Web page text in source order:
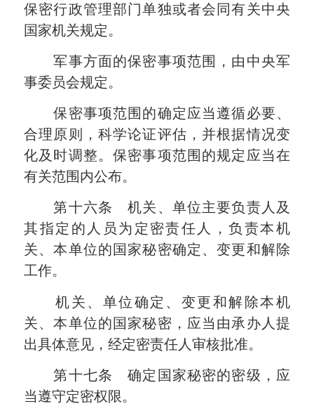
保密行政管理部门单独或者会同有关中央
国家机关规定。
军事方面的保密事项范围，由中央军
事委员会规定。
保密事项范围的确定应当遵循必要、
合理原则，科学论证评估，并根据情况变
化及时调整。保密事项范围的规定应当在
有关范围内公布。
第十六条 机关、单位主要负责人及
其指定的人员为定密责任人，负责本机
关、本单位的国家秘密确定、变更和解除
工作。
机关、单位确定、变更和解除本机
关、本单位的国家秘密，应当由承办人提
出具体意见，经定密责任人审核批准。
第十七条 确定国家秘密的密级，应
当遵守定密权限。